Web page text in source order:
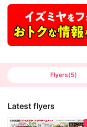
Flyers(5)
Latest flyers